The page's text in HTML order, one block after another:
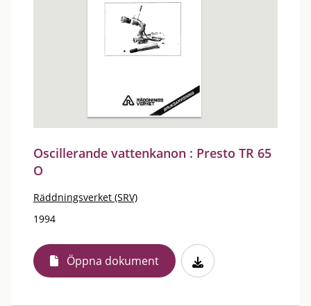
Oscillerande vattenkanon : Presto TR 65
O
Räddningsverket (SRV)
1994
Öppna dokument